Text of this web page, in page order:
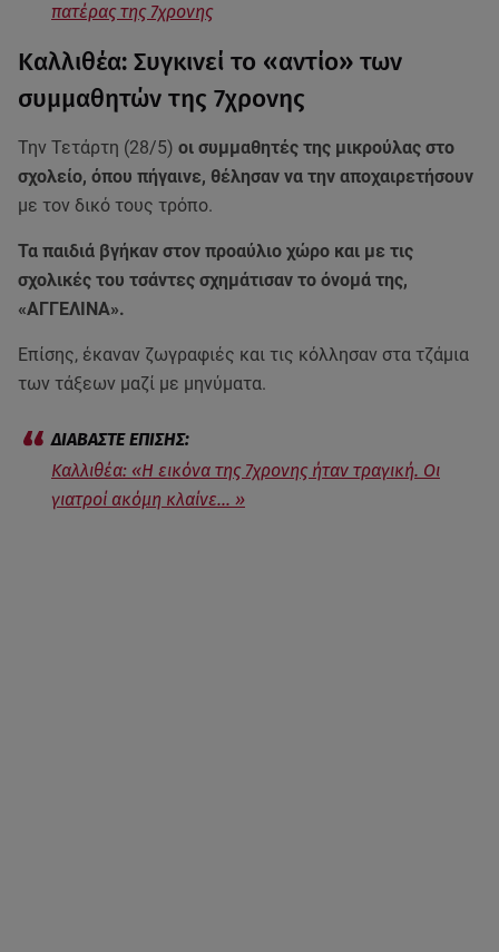
πατέρας της 7χρονης
Καλλιθέα: Συγκινεί το «αντίο» των
συμμαθητών της 7χρονης
Την Τετάρτη (28/5) οι συμμαθητές της μικρούλας στο
σχολείο, όπου πήγαινε, θέλησαν να την αποχαιρετήσουν
με τον δικό τους τρόπο.
Τα παιδιά βγήκαν στον προαύλιο χώρο και με τις
σχολικές του τσάντες σχημάτισαν το όνομά της,
«ΑΓΓΕΛΙΝΑ».
Επίσης, έκαναν ζωγραφιές και τις κόλλησαν στα τζάμια
των τάξεων μαζί με μηνύματα.
Καλλιθέα: «Η εικόνα της 7χρονης ήταν τραγική. Οι
γιατροί ακόμη κλαίνε... »